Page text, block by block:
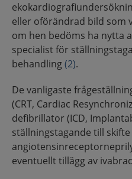
eller oförändrad bild som
om hen bedöms ha nytta
specialist för
behandling(2).
De vanligaste
(CRT, Cardiac
defibrillator (ICD,
ställningstagande till
eventuellt tillägg av